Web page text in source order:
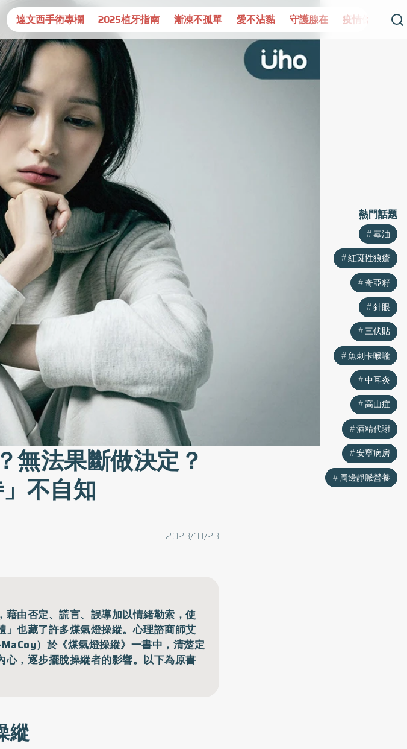
2025植牙指南 漸凍不孤單 愛不沾黏 守護腺在 疫情保衛戰 再生醫學 愛
無法果斷做決定？
不自知
2023/10/23
藉由否定、謊言、誤導加以情緒勒索，使
也藏了許多煤氣燈操縱。心理諮商師艾
）於《煤氣燈操縱》一書中，清楚定
，逐步擺脫操縱者的影響。以下為原書
縱
熱門話題
毒油
紅斑性狼瘡
奇亞籽
針眼
三伏貼
魚刺卡喉嚨
中耳炎
高山症
酒精代謝
安寧病房
周邊靜脈營養
熱門話題
毒油
紅斑性狼瘡
奇亞籽
針眼
三伏貼
魚刺卡喉嚨
中耳炎
高山症
酒精代謝
安寧病房
周邊靜脈營養